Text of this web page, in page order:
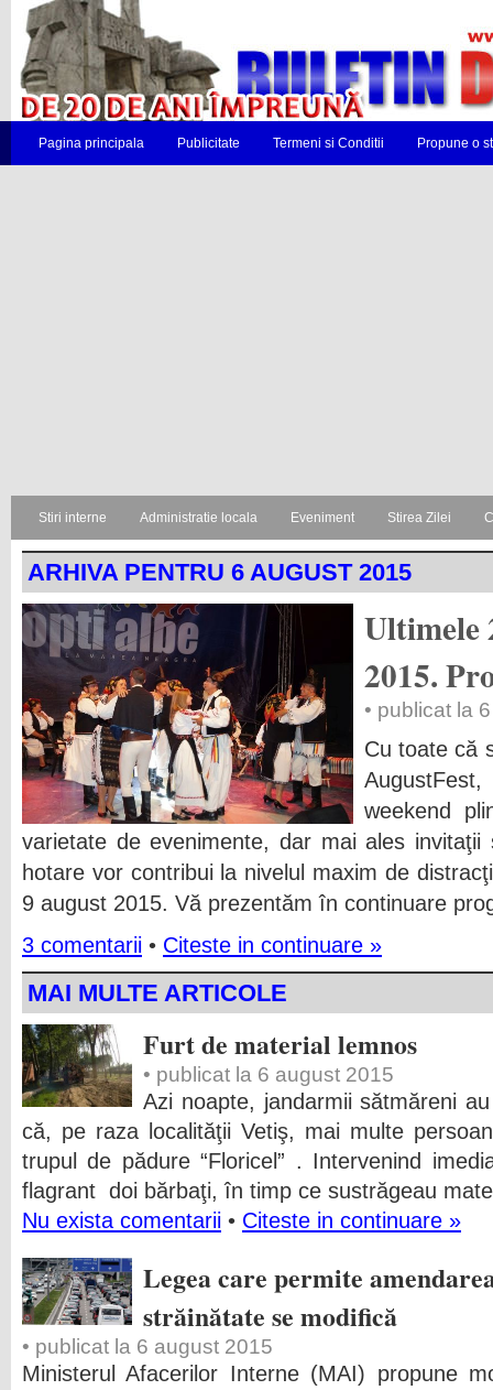
Pagina principala Publicitate Termeni si Conditii Propune o
Stiri interne Administratie locala Eveniment Stirea Zilei
ARHIVA PENTRU 6 AUGUST 2015
Ultimele
2015.
• publicat la
Cu toate că
weekend
varietate de evenimente, dar mai ales
hotare vor contribui la nivelul maxim de
9 august 2015. Vă prezentăm în continuare
3 comentarii • Citeste in continuare »
MAI MULTE ARTICOLE
Furt de material lemnos
• publicat la 6 august 2015
Azi noapte, jandarmii sătmăreni
că, pe raza localităţii Vetiş, mai multe
trupul de pădure “Floricel” . Intervenind
flagrant doi bărbaţi, în timp ce sustrăgeau
Nu exista comentarii • Citeste in continuare »
Legea care permite
străinătate se modifică
• publicat la 6 august 2015
Ministerul Afacerilor Interne (MAI) propune